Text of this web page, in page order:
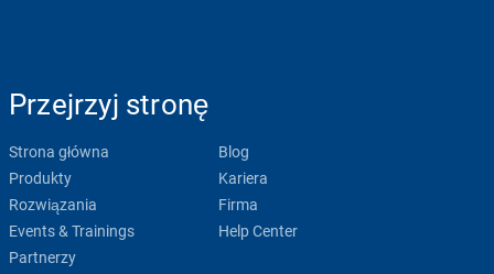
Przejrzyj stronę
Strona główna
Produkty
Rozwiązania
Events & Trainings
Partnerzy
Blog
Kariera
Firma
Help Center